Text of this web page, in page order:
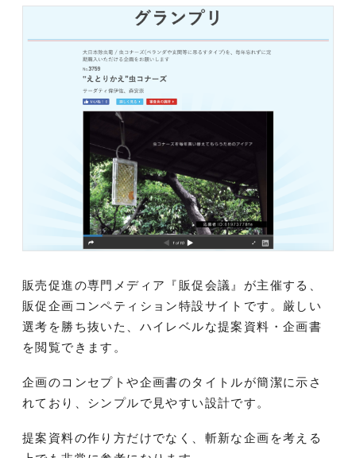
販売促進の専門メディア『販促会議』が主催する、
販促企画コンペティション特設サイトです。厳しい
選考を勝ち抜いた、ハイレベルな提案資料・企画書
を閲覧できます。
企画のコンセプトや企画書のタイトルが簡潔に示さ
れており、シンプルで見やすい設計です。
提案資料の作り方だけでなく、斬新な企画を考える